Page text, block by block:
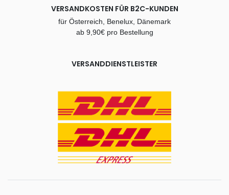
VERSANDKOSTEN FÜR B2C-KUNDEN
für Österreich, Benelux, Dänemark
ab 9,90€ pro Bestellung
VERSANDDIENSTLEISTER